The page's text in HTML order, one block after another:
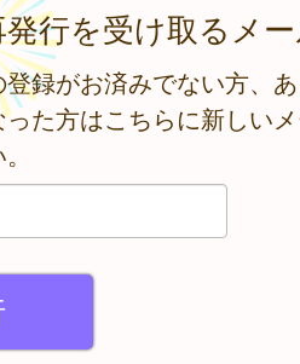
行を受け取るメ
録がお済みでない方、
った方はこちらに新しい